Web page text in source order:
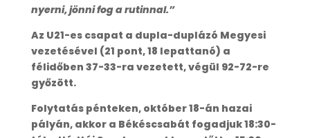
nyerni, jönni fog a rutinnal.”
Az U21-es csapat a dupla-duplázó Megyesi
vezetésével (21 pont, 18 lepattanó) a
félidőben 37-33-ra vezetett, végül 92-72-re
győzött.
Folytatás pénteken, október 18-án hazai
pályán, akkor a Békéscsabát fogadjuk 18:30-